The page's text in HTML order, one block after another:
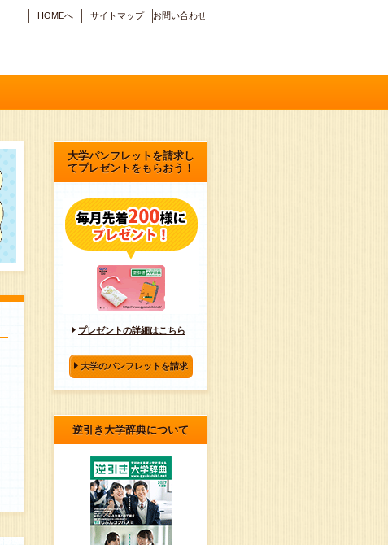
HOMEへ サイトマップ お問い合わせ
大学パンフレットを請求し
てプレゼントをもらおう！
プレゼントの詳細はこちら
大学のパンフレットを請求
逆引き大学辞典について